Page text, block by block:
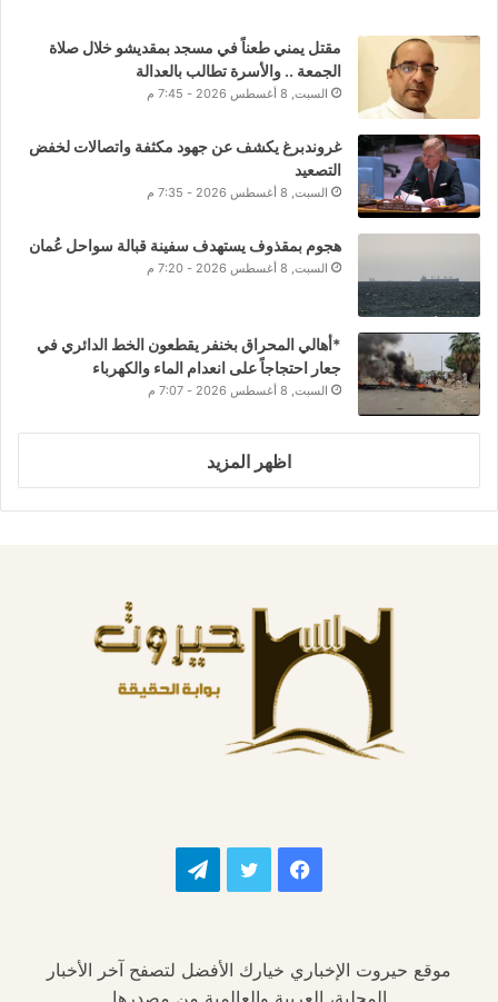
مقتل يمني طعناً في مسجد بمقديشو خلال صلاة
الجمعة .. والأسرة تطالب بالعدالة
السبت, 8 أغسطس 2026 - 7:45 م
غروندبرغ يكشف عن جهود مكثفة واتصالات لخفض
التصعيد
السبت, 8 أغسطس 2026 - 7:35 م
هجوم بمقذوف يستهدف سفينة قبالة سواحل عُمان
السبت, 8 أغسطس 2026 - 7:20 م
*أهالي المحراق بخنفر يقطعون الخط الدائري في
جعار احتجاجاً على انعدام الماء والكهرباء
السبت, 8 أغسطس 2026 - 7:07 م
اظهر المزيد
فيسبوك تويتر تيلقرام
موقع حيروت الإخباري خيارك الأفضل لتصفح آخر الأخبار
المحلية، العربية والعالمية من مصدرها